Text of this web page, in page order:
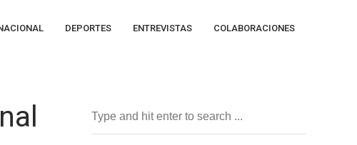
DEPORTES ENTREVISTAS COLABORACIONES